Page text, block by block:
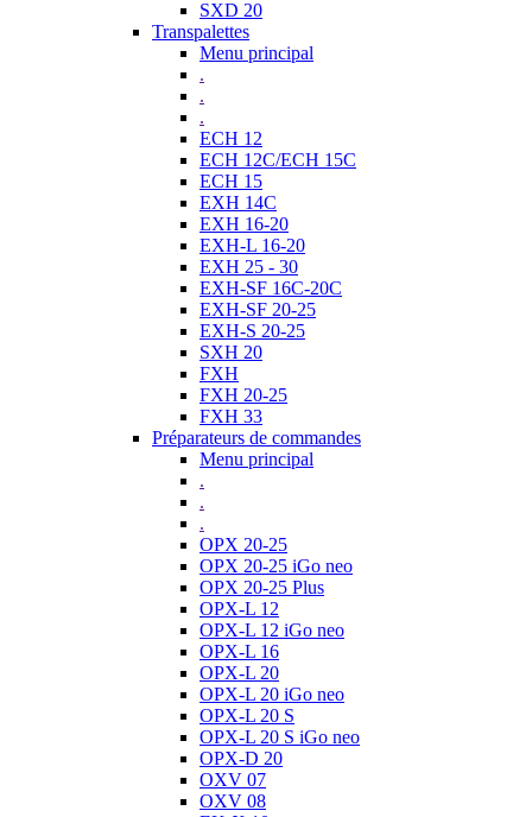
SXD 20
Transpalettes
Menu principal
.
.
.
ECH 12
ECH 12C/ECH 15C
ECH 15
EXH 14C
EXH 16-20
EXH-L 16-20
EXH 25 - 30
EXH-SF 16C-20C
EXH-SF 20-25
EXH-S 20-25
SXH 20
FXH
FXH 20-25
FXH 33
Préparateurs de commandes
Menu principal
.
.
.
OPX 20-25
OPX 20-25 iGo neo
OPX 20-25 Plus
OPX-L 12
OPX-L 12 iGo neo
OPX-L 16
OPX-L 20
OPX-L 20 iGo neo
OPX-L 20 S
OPX-L 20 S iGo neo
OPX-D 20
OXV 07
OXV 08